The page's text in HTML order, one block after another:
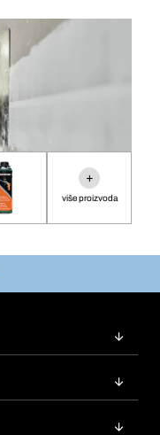
+
više proizvoda